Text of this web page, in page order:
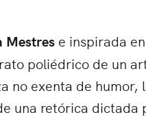
Mestres e inspirada
poliédrico de un
no exenta de
una retórica dictada